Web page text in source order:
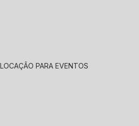
LOCAÇÃO PARA EVENTOS